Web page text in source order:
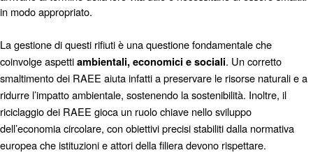
in modo appropriato.
La gestione di questi rifiuti è una questione fondamentale che
coinvolge aspettiambientali, economici e sociali. Un corretto
smaltimento dei RAEE aiuta infatti a preservare le risorse naturali e a
ridurre l’impatto ambientale, sostenendo la sostenibilità. Inoltre, il
riciclaggio dei RAEE gioca un ruolo chiave nello sviluppo
dell’economia circolare, con obiettivi precisi stabiliti dalla normativa
europea che istituzioni e attori della filiera devono rispettare.